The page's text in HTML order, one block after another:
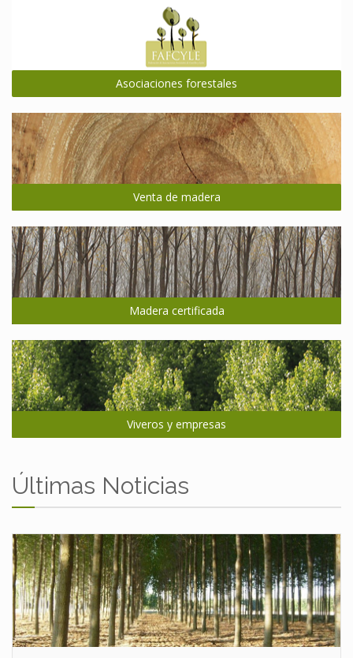
Asociaciones forestales
Venta de madera
Madera certificada
Viveros y empresas
Últimas Noticias